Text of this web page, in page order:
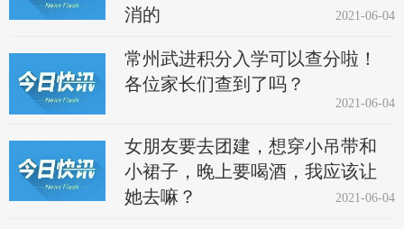
消的
2021-06-04
常州武进积分入学可以查分啦！
各位家长们查到了吗？
2021-06-04
女朋友要去团建，想穿小吊带和
小裙子，晚上要喝酒，我应该让
她去嘛？
2021-06-04